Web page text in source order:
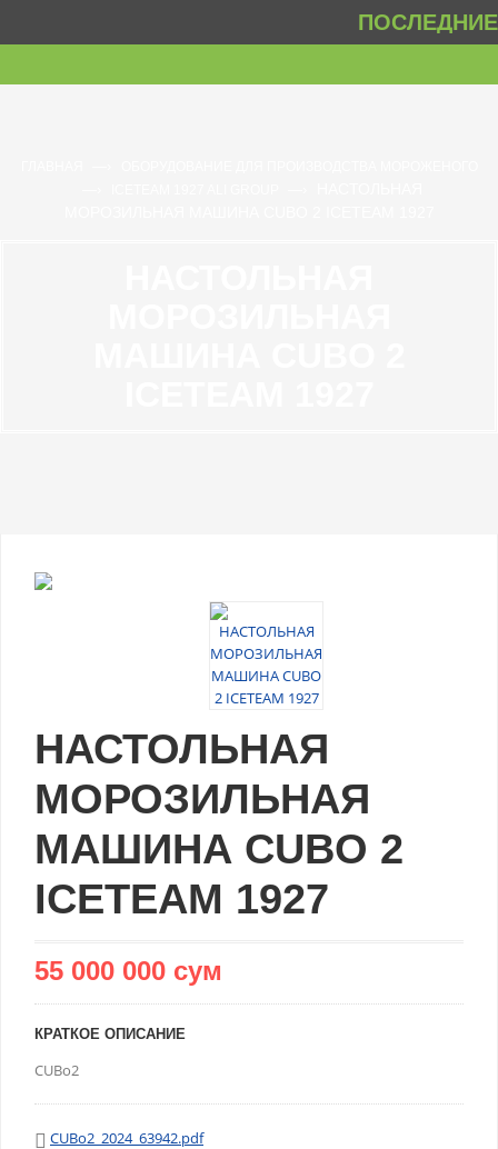
НАСТОЛЬНАЯ
МОРОЗИЛЬНАЯ
МАШИНА CUBO 2
ICETEAM 1927
55 000 000 сум
КРАТКОЕ ОПИСАНИЕ
CUBo2
CUBo2_2024_63942.pdf